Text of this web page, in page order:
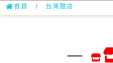
首頁 / 台灣酷店